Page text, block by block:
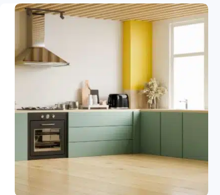
réussir
la
peinture
de
sa
chaise
en
bois